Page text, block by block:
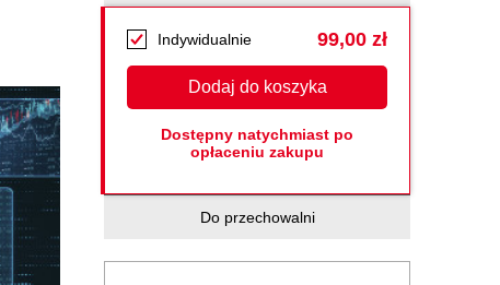
Indywidualnie 99,00 zł
Dodaj do koszyka
Dostępny natychmiast po
opłaceniu zakupu
Do przechowalni